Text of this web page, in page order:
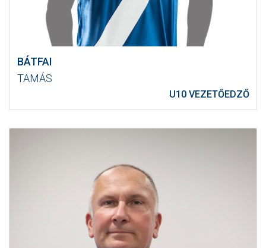
BÁTFAI
TAMÁS
U10 VEZETŐEDZŐ